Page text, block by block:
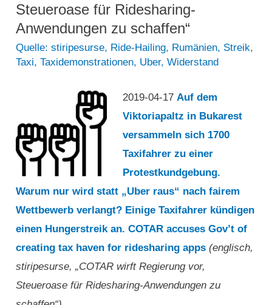
gegen
Ride-
Hailing
die
Mexiko
City
geschlossen“
Steueroase für Ridesharing-
Anwendungen zu schaffen“
Quelle: stiripesurse, Ride-Hailing, Rumänien, Streik,
Taxi,Taxidemonstrationen, Uber,Widerstand
2019-04-17 Auf dem
Viktoriapaltz in Bukarest
versammeln sich 1700
Taxifahrer zu einer
Protestkundgebung.
Warum nur wird statt „Uber raus“ nach fairem
Wettbewerb verlangt? Einige Taxifahrer kündigen
einen Hungerstreik an. COTAR accuses Gov’t of
creating tax haven for ridesharing apps (englisch,
stiripesurse, „COTAR wirft Regierung vor,
Steueroase für Ridesharing-Anwendungen zu